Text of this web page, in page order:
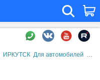
ИРКУТСК Для автомобилей